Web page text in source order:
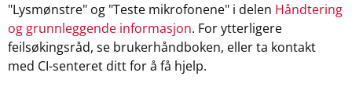
"Lysmønstre" og "Teste mikrofonene" i delen Håndtering
og grunnleggende informasjon. For ytterligere
feilsøkingsråd, se brukerhåndboken, eller ta kontakt
med CI-senteret ditt for å få hjelp.